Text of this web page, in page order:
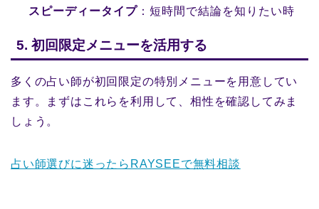
スピーディータイプ ：短時間で結論を知りたい時
5. 初回限定メニューを活用する
多くの占い師が初回限定の特別メニューを用意してい
ます。まずはこれらを利用して、相性を確認してみま
しょう。
占い師選びに迷ったらRAYSEEで無料相談